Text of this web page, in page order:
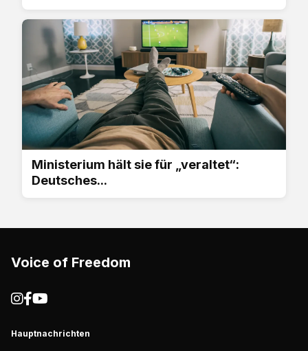
Ministerium hält sie für „veraltet“:
Deutsches...
Voice of Freedom
Hauptnachrichten